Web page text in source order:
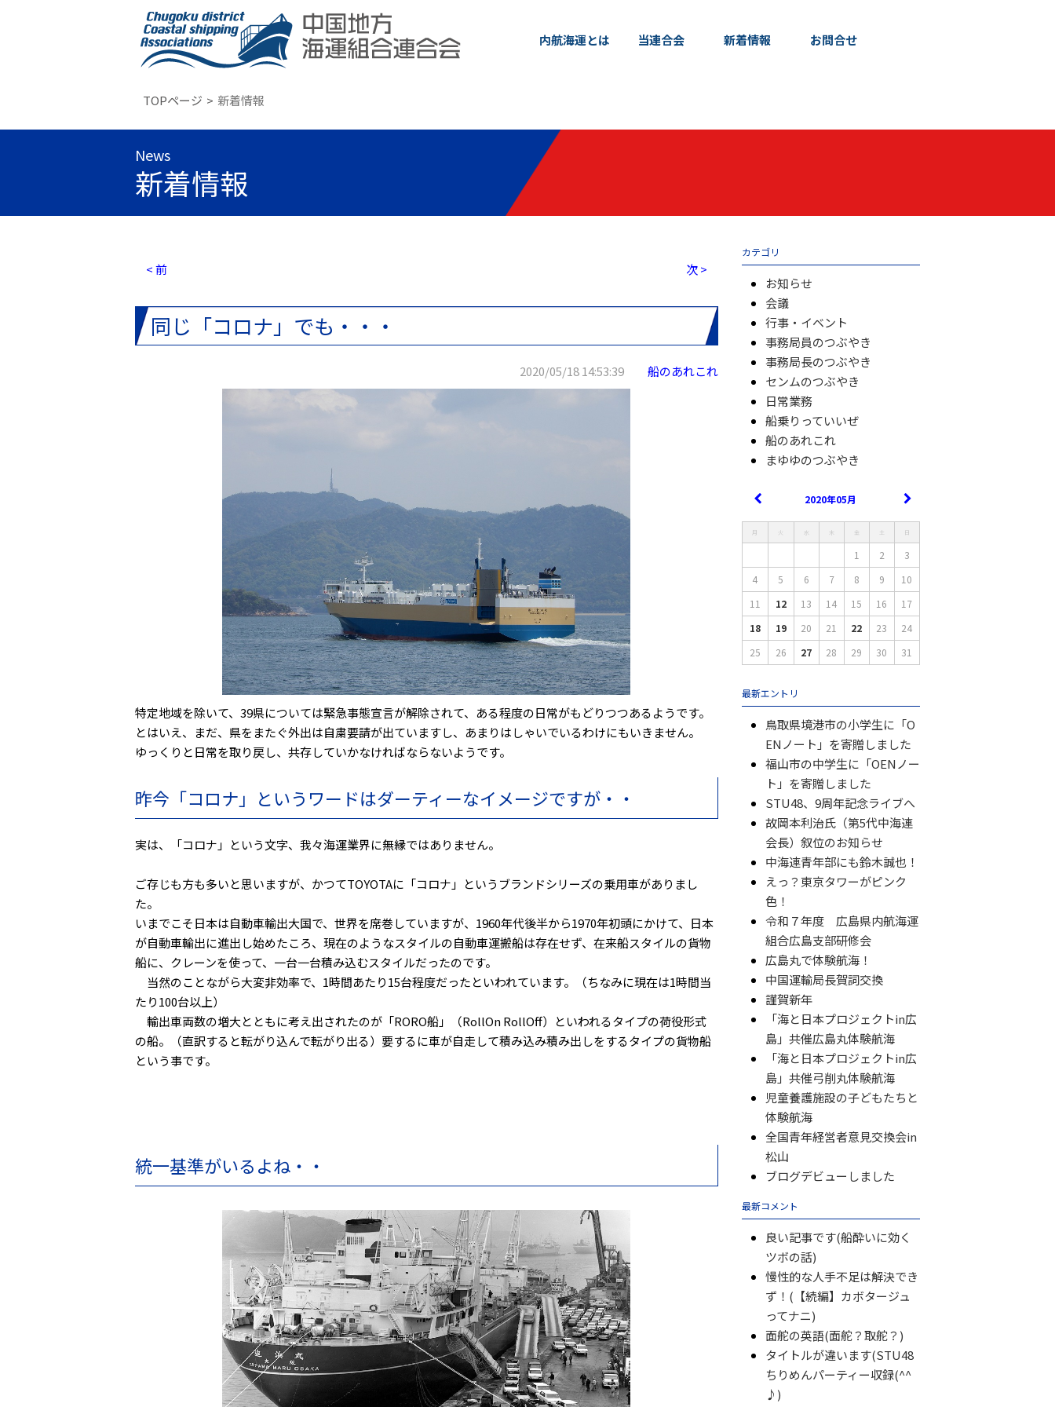
内航海運とは 当連合会 新着情報 お問合せ
TOPページ 新着情報
News
新着情報
< 前 次 >
同じ「コロナ」でも・・・
2020/05/18 14:53:39 船のあれこれ
特定地域を除いて、39県については緊急事態宣言が解除されて、ある程度の日常がもどりつつあるようです。
とはいえ、まだ、県をまたぐ外出は自粛要請が出ていますし、あまりはしゃいでいるわけにもいきません。
ゆっくりと日常を取り戻し、共存していかなければならないようです。
昨今「コロナ」というワードはダーティーなイメージですが・・
実は、「コロナ」という文字、我々海運業界に無縁ではありません。
ご存じも方も多いと思いますが、かつてTOYOTAに「コロナ」というブランドシリーズの乗用車がありまし
た。
いまでこそ日本は自動車輸出大国で、世界を席巻していますが、1960年代後半から1970年初頭にかけて、日本
が自動車輸出に進出し始めたころ、現在のようなスタイルの自動車運搬船は存在せず、在来船スタイルの貨物
船に、クレーンを使って、一台一台積み込むスタイルだったのです。
当然のことながら大変非効率で、1時間あたり15台程度だったといわれています。（ちなみに現在は1時間当
たり100台以上）
輸出車両数の増大とともに考え出されたのが「RORO船」（RollOn RollOff）といわれるタイプの荷役形式
の船。（直訳すると転がり込んで転がり出る）要するに車が自走して積み込み積み出しをするタイプの貨物船
という事です。
統一基準がいるよね・・
カテゴリ
お知らせ
会議
行事・イベント
事務局員のつぶやき
事務局長のつぶやき
センムのつぶやき
日常業務
船乗りっていいぜ
船のあれこれ
まゆゆのつぶやき
2020年05月
月 火 水 木 金 土 日
1 2
3
4
5 6 7 8 9
10
11
12 13 14 15 16
17
18
19 20 21 22 23
24
25
26 27 28 29 30 31
最新エントリ
鳥取県境港市の小学生に「O
ENノート」を寄贈しました
福山市の中学生に「OENノー
ト」を寄贈しました
STU48、9周年記念ライブへ
故岡本利治氏（第5代中海連
会長）叙位のお知らせ
中海連青年部にも鈴木誠也！
えっ？東京タワーがピンク
色！
令和７年度 広島県内航海運
組合広島支部研修会
広島丸で体験航海！
中国運輸局長賀詞交換
謹賀新年
「海と日本プロジェクトin広
島」共催広島丸体験航海
「海と日本プロジェクトin広
島」共催弓削丸体験航海
児童養護施設の子どもたちと
体験航海
全国青年経営者意見交換会in
松山
ブログデビューしました
最新コメント
良い記事です(船酔いに効く
ツボの話)
慢性的な人手不足は解決でき
ず！(【続編】カボタージュ
ってナニ)
面舵の英語(面舵？取舵？)
タイトルが違います(STU48
ちりめんパーティー収録(^^
♪)